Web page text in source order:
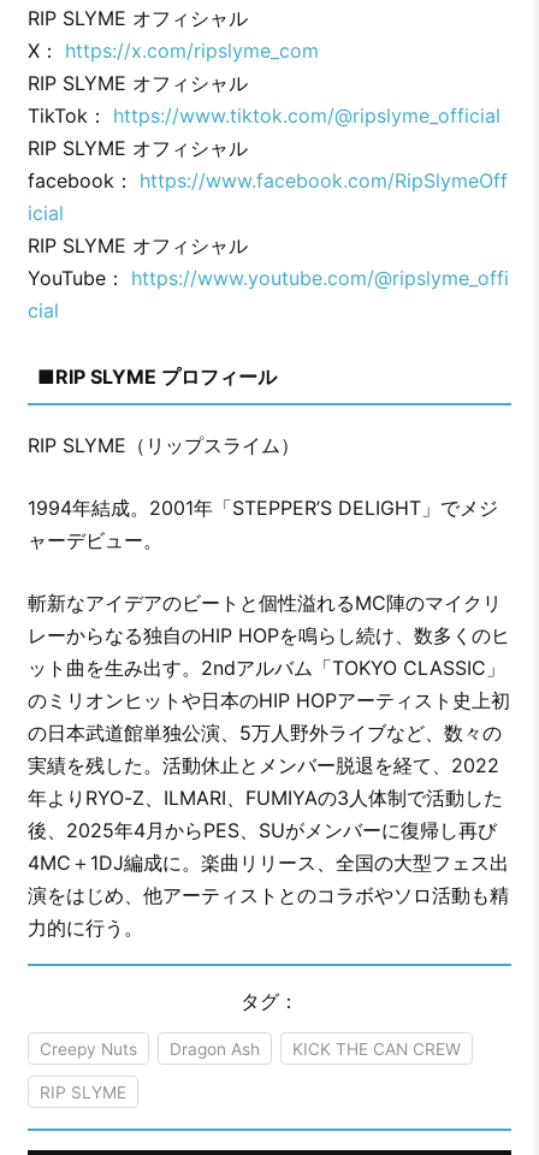
RIP SLYME オフィシャル
X： https://x.com/ripslyme_com
RIP SLYME オフィシャル
TikTok： https://www.tiktok.com/@ripslyme_official
RIP SLYME オフィシャル
facebook： https://www.facebook.com/RipSlymeOff
icial
RIP SLYME オフィシャル
YouTube： https://www.youtube.com/@ripslyme_offi
cial
■RIP SLYME プロフィール
RIP SLYME（リップスライム）
1994年結成。2001年「STEPPER’S DELIGHT」でメジ
ャーデビュー。
斬新なアイデアのビートと個性溢れるMC陣のマイクリ
レーからなる独自のHIP HOPを鳴らし続け、数多くのヒ
ット曲を生み出す。2ndアルバム「TOKYO CLASSIC」
のミリオンヒットや日本のHIP HOPアーティスト史上初
の日本武道館単独公演、5万人野外ライブなど、数々の
実績を残した。活動休止とメンバー脱退を経て、2022
年よりRYO-Z、ILMARI、FUMIYAの3人体制で活動した
後、2025年4月からPES、SUがメンバーに復帰し再び
4MC＋1DJ編成に。楽曲リリース、全国の大型フェス出
演をはじめ、他アーティストとのコラボやソロ活動も精
力的に行う。
タグ：
Creepy Nuts Dragon Ash KICK THE CAN CREW
RIP SLYME